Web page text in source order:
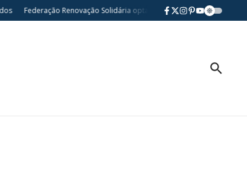
Federação Renovação Solidária opta por neutralidade nas eleições